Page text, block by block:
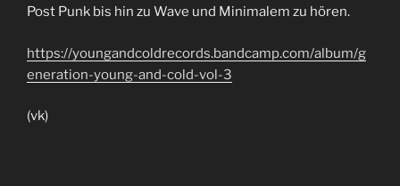
Post Punk bis hin zu Wave und Minimalem zu hören.
https://youngandcoldrecords.bandcamp.com/album/g
eneration-young-and-cold-vol-3
(vk)